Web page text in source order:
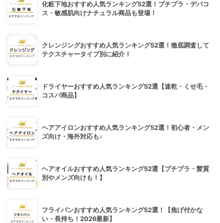
化粧下地おすすめ人気ランキング52選！プチプラ・デパコ
ス・敏感肌向けナチュラル商品も登場！
クレンジングおすすめ人気ランキング52選！徹底調査して
テクスチャータイプ別に紹介！
ドライヤーおすすめ人気ランキング52選【速乾・くせ毛・
コスパ商品】
ヘアアイロンおすすめ人気ランキング52選！初心者・メン
ズ向け・海外対応も♪
ヘアオイルおすすめ人気ランキング52選【プチプラ・髪質
別やメンズ向けも！】
フライパンおすすめ人気ランキング52選！【焦げ付かな
い・長持ち！2026最新】